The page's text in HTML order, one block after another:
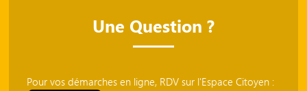
Une Question ?
Pour vos démarches en ligne, RDV sur l'Espace Citoyen :